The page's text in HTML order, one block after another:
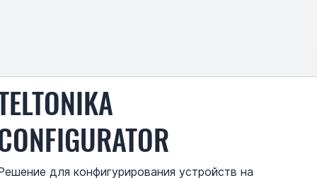
для конфигурирования устройств на